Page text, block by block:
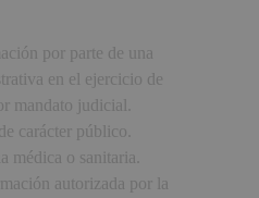
por parte de una
en el ejercicio de
mandato judicial.
carácter público.
médica o sanitaria.
autorizada por la